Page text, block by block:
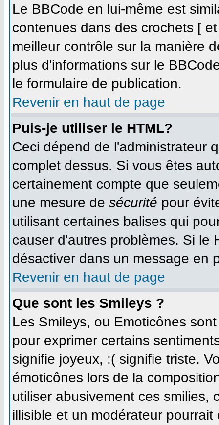
Le BBCode en lui-même est
contenues dans des crochets [
meilleur contrôle sur la manière
plus d'informations sur le
le formulaire de publication.
Revenir en haut de page
Puis-je utiliser le HTML?
Ceci dépend de l'administrateur
complet dessus. Si vous êtes
certainement compte que
une mesure de sécurité pour
utilisant certaines balises qui
causer d'autres problèmes. Si le
désactiver dans un message en
Revenir en haut de page
Que sont les Smileys ?
Les Smileys, ou Emoticônes
pour exprimer certains
signifie joyeux, :( signifie triste.
émoticônes lors de la
utiliser abusivement ces smilies,
illisible et un modérateur